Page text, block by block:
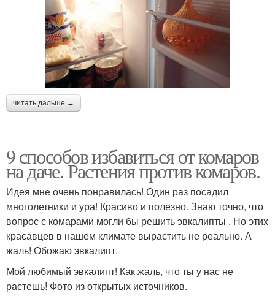
читать дальше →
9 способов избавиться от комаров
на даче. Растения против комаров.
Идея мне очень понравилась! Один раз посадил
многолетники и ура! Красиво и полезно. Знаю точно, что
вопрос с комарами могли бы решить эвкалипты . Но этих
красавцев в нашем климате вырастить не реально. А
жаль! Обожаю эвкалипт.
Мой любимый эвкалипт! Как жаль, что ты у нас не
растешь! Фото из открытых источников.